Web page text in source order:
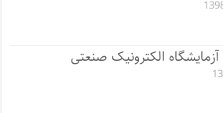
الکترونیک صنعتی